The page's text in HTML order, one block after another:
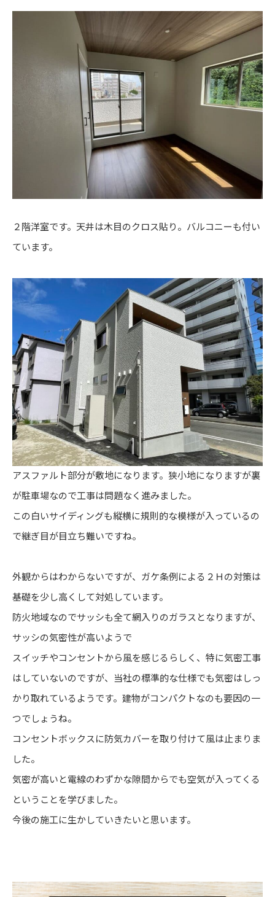
２階洋室です。天井は木目のクロス貼り。バルコニーも付い
ています。
アスファルト部分が敷地になります。狭小地になりますが裏
が駐車場なので工事は問題なく進みました。
この白いサイディングも縦横に規則的な模様が入っているの
で継ぎ目が目立ち難いですね。
外観からはわからないですが、ガケ条例による２Ｈの対策は
基礎を少し高くして対処しています。
防火地域なのでサッシも全て網入りのガラスとなりますが、
サッシの気密性が高いようで
スイッチやコンセントから風を感じるらしく、特に気密工事
はしていないのですが、当社の標準的な仕様でも気密はしっ
かり取れているようです。建物がコンパクトなのも要因の一
つでしょうね。
コンセントボックスに防気カバーを取り付けて風は止まりま
した。
気密が高いと電線のわずかな隙間からでも空気が入ってくる
ということを学びました。
今後の施工に生かしていきたいと思います。